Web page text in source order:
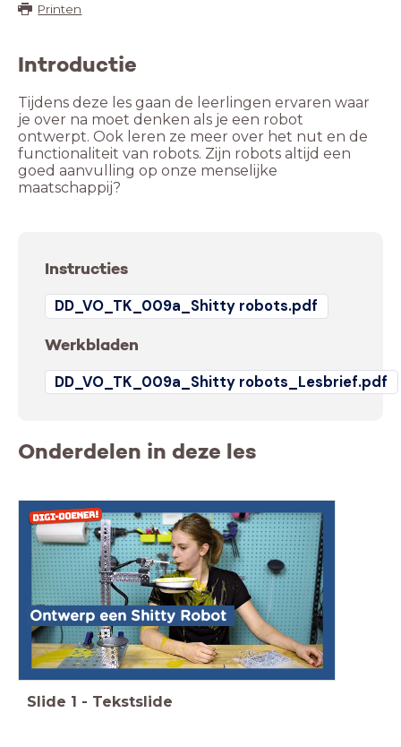
Printen
Introductie
Tijdens deze les gaan de leerlingen ervaren waar
je over na moet denken als je een robot
ontwerpt. Ook leren ze meer over het nut en de
functionaliteit van robots. Zijn robots altijd een
goed aanvulling op onze menselijke
maatschappij?
Instructies
DD_VO_TK_009a_Shitty robots.pdf
Werkbladen
DD_VO_TK_009a_Shitty robots_Lesbrief.pdf
Onderdelen in deze les
Ontwerp een Shitty Robot
Slide 1 - Tekstslide